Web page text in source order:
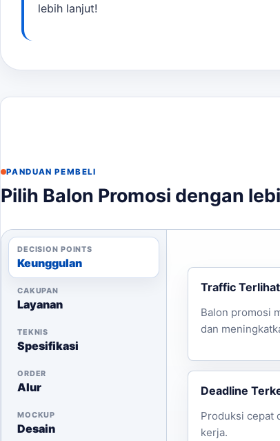
Proses Pemesanan
Untuk memesan, cukup kirimkan brief
lebih lanjut!
PANDUAN PEMBELI
Pilih Balon Promosi dengan
DECISION POINTS
Keunggulan
CAKUPAN
Layanan
TEKNIS
Spesifikasi
ORDER
Alur
MOCKUP
Desain
Traffic Terlihat
Balon promosi
dan
Deadline
Produksi cepat
kerja.